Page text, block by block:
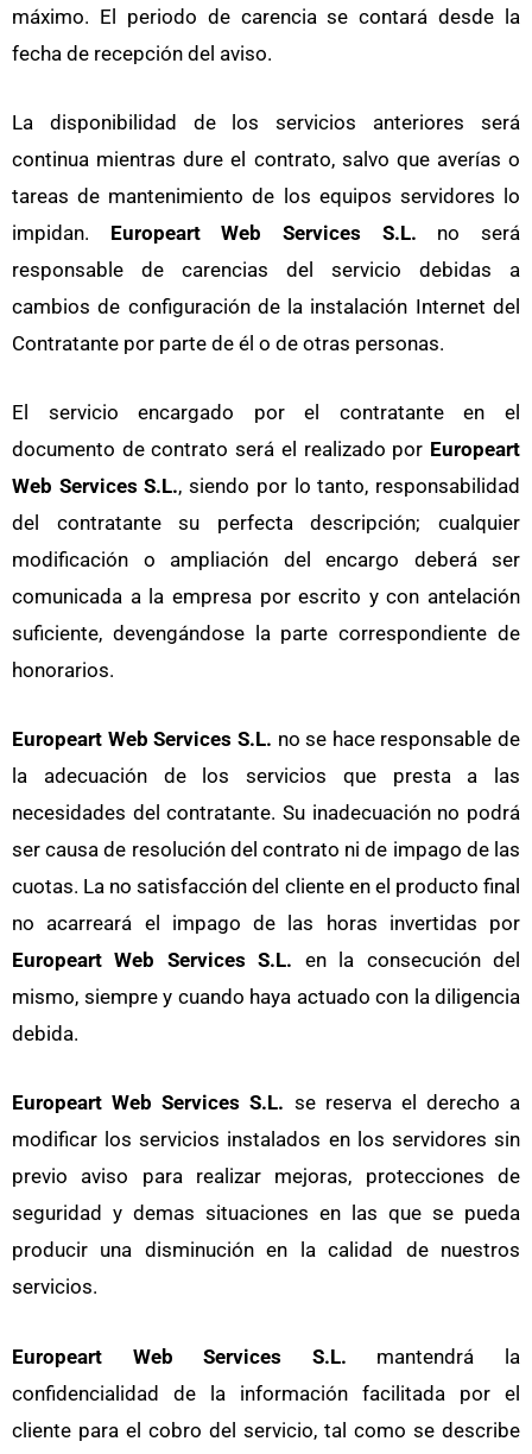
máximo. El periodo de carencia se contará desde la
fecha de recepción del aviso.
La disponibilidad de los servicios anteriores será
continua mientras dure el contrato, salvo que averías o
tareas de mantenimiento de los equipos servidores lo
impidan. Europeart Web Services S.L. no será
responsable de carencias del servicio debidas a
cambios de configuración de la instalación Internet del
Contratante por parte de él o de otras personas.
El servicio encargado por el contratante en el
documento de contrato será el realizado por Europeart
Web Services S.L., siendo por lo tanto, responsabilidad
del contratante su perfecta descripción; cualquier
modificación o ampliación del encargo deberá ser
comunicada a la empresa por escrito y con antelación
suficiente, devengándose la parte correspondiente de
honorarios.
Europeart Web Services S.L. no se hace responsable de
la adecuación de los servicios que presta a las
necesidades del contratante. Su inadecuación no podrá
ser causa de resolución del contrato ni de impago de las
cuotas. La no satisfacción del cliente en el producto final
no acarreará el impago de las horas invertidas por
Europeart Web Services S.L. en la consecución del
mismo, siempre y cuando haya actuado con la diligencia
debida.
Europeart Web Services S.L. se reserva el derecho a
modificar los servicios instalados en los servidores sin
previo aviso para realizar mejoras, protecciones de
seguridad y demas situaciones en las que se pueda
producir una disminución en la calidad de nuestros
servicios.
Europeart Web Services S.L. mantendrá la
confidencialidad de la información facilitada por el
cliente para el cobro del servicio, tal como se describe